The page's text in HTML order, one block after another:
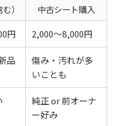
）
中古シート購入
円 2,000〜8,000円
品
傷み・汚れが多
いことも
純正 or 前オーナ
ー好み